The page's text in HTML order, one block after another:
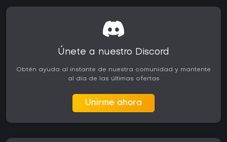
Únete a nuestro Discord
Obtén ayuda al instante de nuestra comunidad y mantente
al día de las últimas ofertas
Unirme ahora